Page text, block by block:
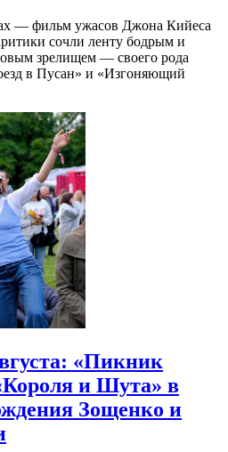
— фильм ужасов Джона Кийеса
сочли ленту бодрым и
зрелищeм — своего рода
в Пусан» и «Изгоняющий
«Пикник
и Шута» в
Зощенко и